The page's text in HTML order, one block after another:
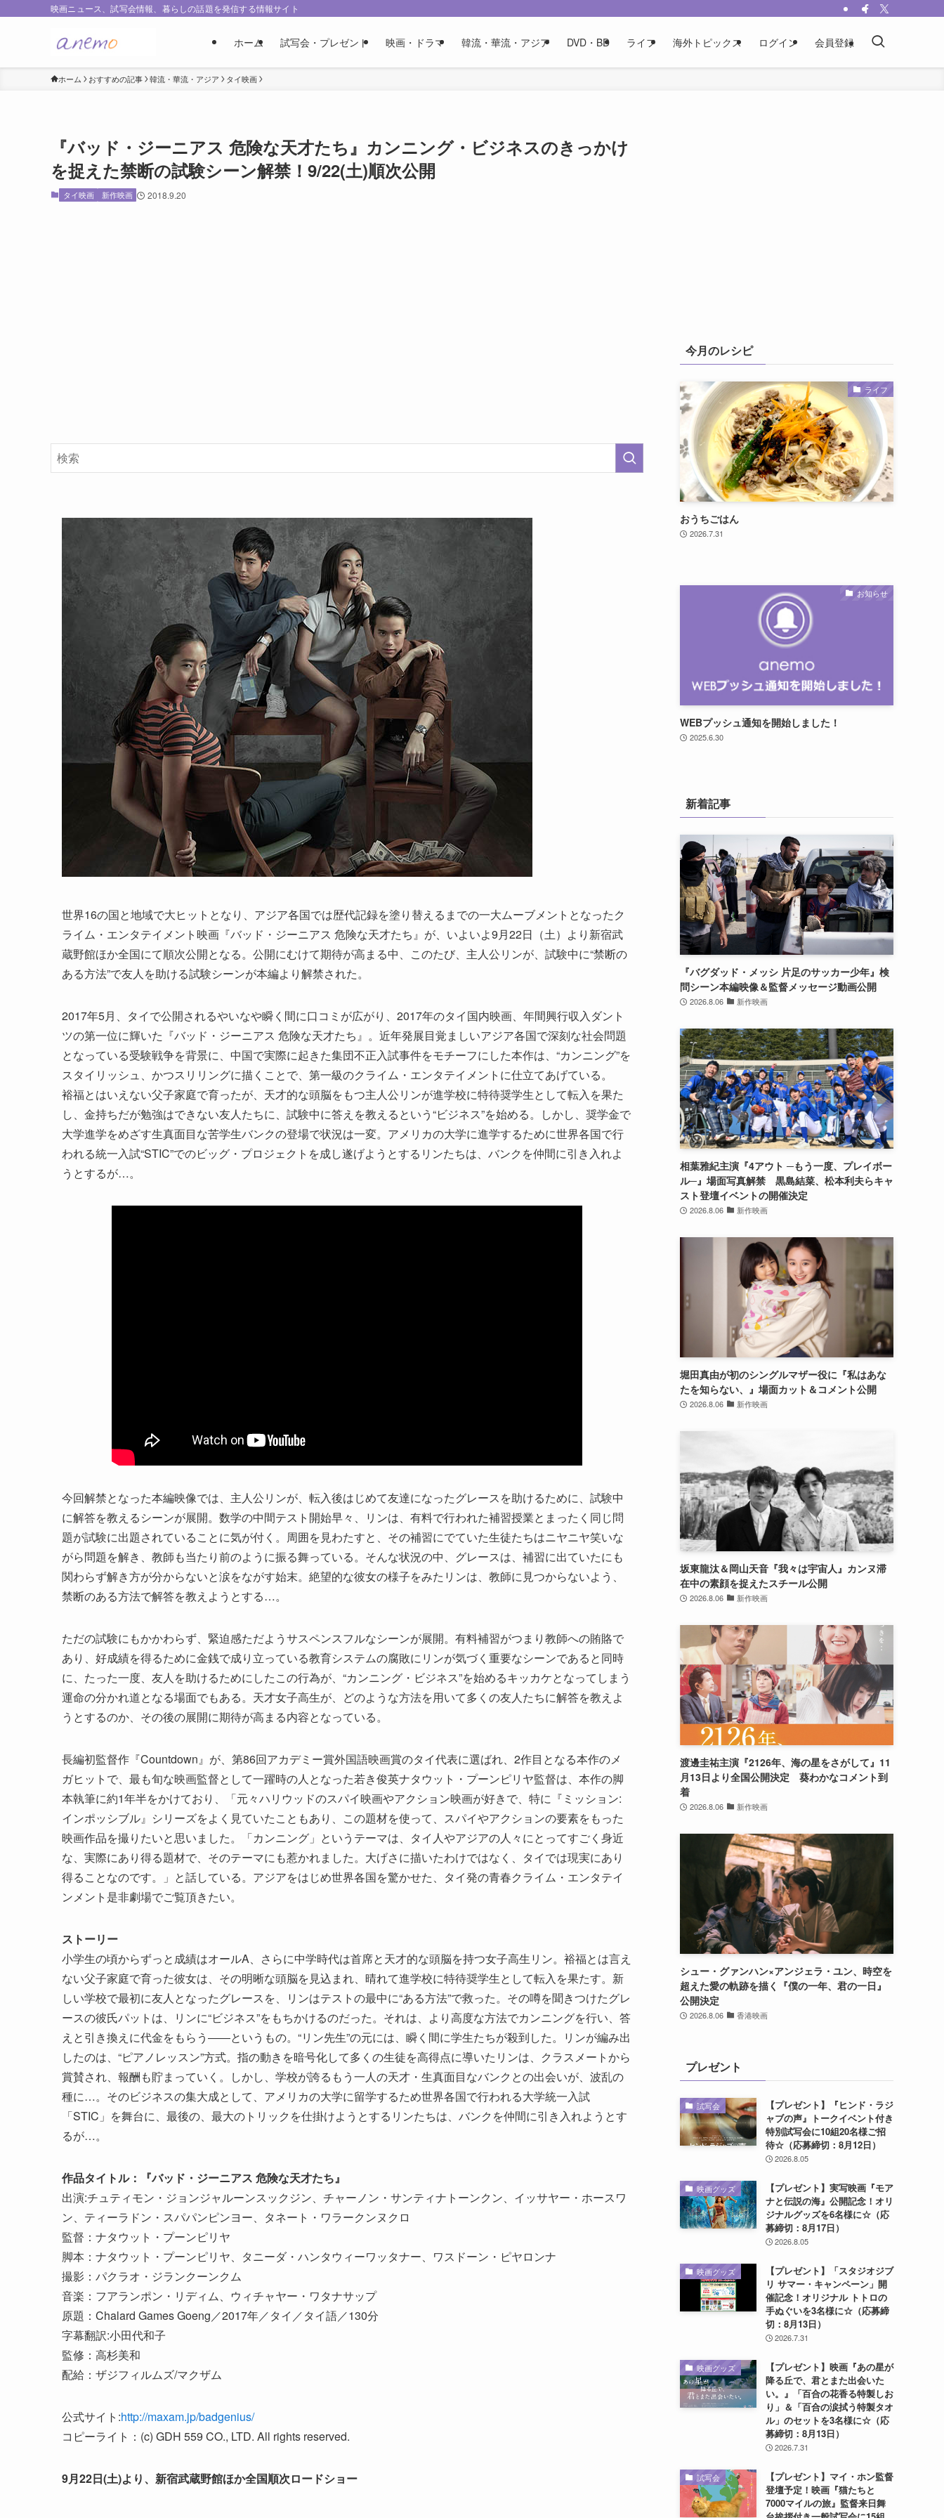
映画ニュース、試写会情報、暮らしの話題を発信する情報サイト
ホーム 試写会・プレゼント 映画・ドラマ 韓流・華流・アジア DVD・BD ライフ 海外トピックス ログイン 会員登録
ホーム おすすめの記事 韓流・華流・アジア タイ映画
『バッド・ジーニアス 危険な天才たち』カンニング・ビジネスのきっかけ
を捉えた禁断の試験シーン解禁！9/22(土)順次公開
タイ映画 新作映画 2018.9.20
世界16の国と地域で大ヒットとなり、アジア各国では歴代記録を塗り替えるまでの一大ムーブメントとなったク
ライム・エンタテイメント映画『バッド・ジーニアス 危険な天才たち』が、いよいよ9月22日（土）より新宿武
蔵野館ほか全国にて順次公開となる。公開にむけて期待が高まる中、このたび、主人公リンが、試験中に“禁断の
ある方法”で友人を助ける試験シーンが本編より解禁された。
2017年5月、タイで公開されるやいなや瞬く間に口コミが広がり、2017年のタイ国内映画、年間興行収入ダント
ツの第一位に輝いた『バッド・ジーニアス 危険な天才たち』。近年発展目覚ましいアジア各国で深刻な社会問題
となっている受験戦争を背景に、中国で実際に起きた集団不正入試事件をモチーフにした本作は、“カンニング”を
スタイリッシュ、かつスリリングに描くことで、第一級のクライム・エンタテイメントに仕立てあげている。
裕福とはいえない父子家庭で育ったが、天才的な頭脳をもつ主人公リンが進学校に特待奨学生として転入を果た
し、金持ちだが勉強はできない友人たちに、試験中に答えを教えるという“ビジネス”を始める。しかし、奨学金で
大学進学をめざす生真面目な苦学生バンクの登場で状況は一変。アメリカの大学に進学するために世界各国で行
われる統一入試“STIC”でのビッグ・プロジェクトを成し遂げようとするリンたちは、バンクを仲間に引き入れよ
うとするが…。
今回解禁となった本編映像では、主人公リンが、転入後はじめて友達になったグレースを助けるために、試験中
に解答を教えるシーンが展開。数学の中間テスト開始早々、リンは、有料で行われた補習授業とまったく同じ問
題が試験に出題されていることに気が付く。周囲を見わたすと、その補習にでていた生徒たちはニヤニヤ笑いな
がら問題を解き、教師も当たり前のように振る舞っている。そんな状況の中、グレースは、補習に出ていたにも
関わらず解き方が分からないと涙をながす始末。絶望的な彼女の様子をみたリンは、教師に見つからないよう、
禁断のある方法で解答を教えようとする…。
ただの試験にもかかわらず、緊迫感ただようサスペンスフルなシーンが展開。有料補習がつまり教師への賄賂で
あり、好成績を得るために金銭で成り立っている教育システムの腐敗にリンが気づく重要なシーンであると同時
に、たった一度、友人を助けるためにしたこの行為が、“カンニング・ビジネス”を始めるキッカケとなってしまう
運命の分かれ道となる場面でもある。天才女子高生が、どのような方法を用いて多くの友人たちに解答を教えよ
うとするのか、その後の展開に期待が高まる内容となっている。
長編初監督作『Countdown』が、第86回アカデミー賞外国語映画賞のタイ代表に選ばれ、2作目となる本作のメ
ガヒットで、最も旬な映画監督として一躍時の人となった若き俊英ナタウット・プーンピリヤ監督は、本作の脚
本執筆に約1年半をかけており、「元々ハリウッドのスパイ映画やアクション映画が好きで、特に『ミッション:
インポッシブル』シリーズをよく見ていたこともあり、この題材を使って、スパイやアクションの要素をもった
映画作品を撮りたいと思いました。「カンニング」というテーマは、タイ人やアジアの人々にとってすごく身近
な、実際にあり得る題材で、そのテーマにも惹かれました。大げさに描いたわけではなく、タイでは現実にあり
得ることなのです。」と話している。アジアをはじめ世界各国を驚かせた、タイ発の青春クライム・エンタテイ
ンメント是非劇場でご覧頂きたい。
ストーリー
小学生の頃からずっと成績はオールA、さらに中学時代は首席と天才的な頭脳を持つ女子高生リン。裕福とは言え
ない父子家庭で育った彼女は、その明晰な頭脳を見込まれ、晴れて進学校に特待奨学生として転入を果たす。新
しい学校で最初に友人となったグレースを、リンはテストの最中に“ある方法”で救った。その噂を聞きつけたグレ
ースの彼氏パットは、リンに“ビジネス”をもちかけるのだった。それは、より高度な方法でカンニングを行い、答
えと引き換えに代金をもらう――というもの。“リン先生”の元には、瞬く間に学生たちが殺到した。リンが編み出
したのは、“ピアノレッスン”方式。指の動きを暗号化して多くの生徒を高得点に導いたリンは、クラスメートから
賞賛され、報酬も貯まっていく。しかし、学校が誇るもう一人の天才・生真面目なバンクとの出会いが、波乱の
種に…。そのビジネスの集大成として、アメリカの大学に留学するため世界各国で行われる大学統一入試
「STIC」を舞台に、最後の、最大のトリックを仕掛けようとするリンたちは、バンクを仲間に引き入れようとす
るが…。
作品タイトル：『バッド・ジーニアス 危険な天才たち』
出演:チュティモン・ジョンジャルーンスックジン、チャーノン・サンティナトーンクン、イッサヤー・ホースワ
ン、ティーラドン・スパパンピンヨー、タネート・ワラークンヌクロ
監督：ナタウット・プーンピリヤ
脚本：ナタウット・プーンピリヤ、タニーダ・ハンタウィーワッタナー、ワスドーン・ピヤロンナ
撮影：パクラオ・ジランクーンクム
音楽：フアランポン・リディム、ウィチャヤー・ワタナサップ
原題：Chalard Games Goeng／2017年／タイ／タイ語／130分
字幕翻訳:小田代和子
監修：高杉美和
配給：ザジフィルムズ/マクザム
公式サイト:http://maxam.jp/badgenius/
コピーライト：(c) GDH 559 CO., LTD. All rights reserved.
9月22日(土)より、新宿武蔵野館ほか全国順次ロードショー
今月のレシピ
ライフ
おうちごはん
2026.7.31
お知らせ
WEBプッシュ通知を開始しました！
2025.6.30
新着記事
『バグダッド・メッシ 片足のサッカー少年』検
問シーン本編映像＆監督メッセージ動画公開
2026.8.06 新作映画
相葉雅紀主演『4アウト ─もう一度、プレイボー
ル─』場面写真解禁 黒島結菜、松本利夫らキャ
スト登壇イベントの開催決定
2026.8.06 新作映画
堀田真由が初のシングルマザー役に『私はあな
たを知らない、』場面カット＆コメント公開
2026.8.06 新作映画
坂東龍汰＆岡山天音『我々は宇宙人』カンヌ滞
在中の素顔を捉えたスチール公開
2026.8.06 新作映画
渡邊圭祐主演『2126年、海の星をさがして』11
月13日より全国公開決定 葵わかなコメント到
着
2026.8.06 新作映画
シュー・グァンハン×アンジェラ・ユン、時空を
超えた愛の軌跡を描く『僕の一年、君の一日』
公開決定
2026.8.06 香港映画
プレゼント
試写会
【プレゼント】『ヒンド・ラジ
ャブの声』トークイベント付き
特別試写会に10組20名様ご招
待☆（応募締切：8月12日）
2026.8.05
映画グッズ
【プレゼント】実写映画『モア
ナと伝説の海』公開記念！オリ
ジナルグッズを6名様に☆（応
募締切：8月17日）
2026.8.05
映画グッズ
【プレゼント】「スタジオジブ
リ サマー・キャンペーン」開
催記念！オリジナル トトロの
手ぬぐいを3名様に☆（応募締
切：8月13日）
2026.7.31
映画グッズ
【プレゼント】映画『あの星が
降る丘で、君とまた出会いた
い。』「百合の花香る特製しお
り」＆「百合の涙拭う特製タオ
ル」のセットを3名様に☆（応
募締切：8月13日）
2026.7.31
試写会
【プレゼント】マイ・ホン監督
登壇予定！映画『猫たちと
7000マイルの旅』監督来日舞